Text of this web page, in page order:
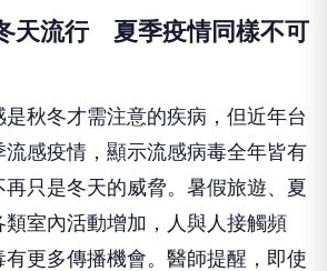
天流行 夏季疫情同樣不可
秋冬才需注意的疾病，但近年台
感疫情，顯示流感病毒全年皆有
只是冬天的威脅。暑假旅遊、夏
室內活動增加，人與人接觸頻
更多傳播機會。醫師提醒，即使